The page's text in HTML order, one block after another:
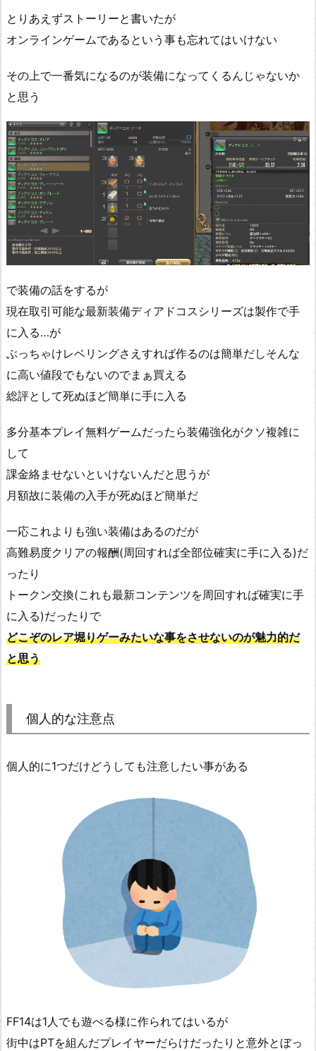
とりあえずストーリーと書いたが
オンラインゲームであるという事も忘れてはいけない
その上で一番気になるのが装備になってくるんじゃないか
と思う
で装備の話をするが
現在取引可能な最新装備ディアドコスシリーズは製作で手
に入る…が
ぶっちゃけレベリングさえすれば作るのは簡単だしそんな
に高い値段でもないのでまぁ買える
総評として死ぬほど簡単に手に入る
多分基本プレイ無料ゲームだったら装備強化がクソ複雑に
して
課金絡ませないといけないんだと思うが
月額故に装備の入手が死ぬほど簡単だ
一応これよりも強い装備はあるのだが
高難易度クリアの報酬(周回すれば全部位確実に手に入る)だ
ったり
トークン交換(これも最新コンテンツを周回すれば確実に手
に入る)だったりで
どこぞのレア堀りゲーみたいな事をさせないのが魅力的だ
と思う
個人的な注意点
個人的に1つだけどうしても注意したい事がある
FF14は1人でも遊べる様に作られてはいるが
街中はPTを組んだプレイヤーだらけだったりと意外とぼっ